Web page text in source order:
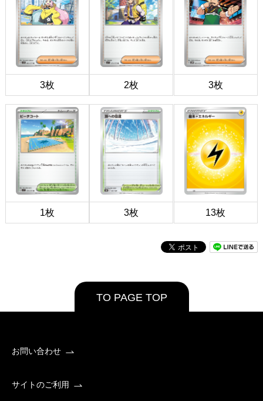
3枚 2枚 3枚
1枚 3枚 13枚
TO PAGE TOP
お問い合わせ
サイトのご利用